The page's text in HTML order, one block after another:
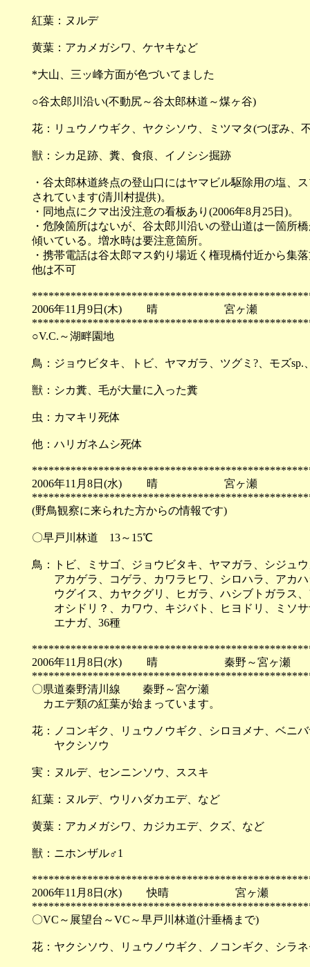
紅葉：ヌルデ
黄葉：アカメガシワ、ケヤキなど
*大山、三ッ峰方面が色づいてました
○谷太郎川沿い(不動尻～谷太郎林道～煤ヶ谷)
花：リュウノウギク、ヤクシソウ、ミツマタ(つぼみ、
獣：シカ足跡、糞、食痕、イノシシ掘跡
・谷太郎林道終点の登山口にはヤマビル駆除用の塩、
されています(清川村提供)。
・同地点にクマ出没注意の看板あり(2006年8月25日)。
・危険箇所はないが、谷太郎川沿いの登山道は一箇所
傾いている。増水時は要注意箇所。
・携帯電話は谷太郎マス釣り場近く権現橋付近から集
他は不可
2006年11月9日(木) 晴 宮ヶ瀬
○V.C.～湖畔園地
鳥：ジョウビタキ、トビ、ヤマガラ、ツグミ?、モズ
獣：シカ糞、毛が大量に入った糞
虫：カマキリ死体
他：ハリガネムシ死体
2006年11月8日(水) 晴 宮ヶ瀬
(野鳥観察に来られた方からの情報です)
〇早戸川林道 13～15℃
鳥：トビ、ミサゴ、ジョウビタキ、ヤマガラ、シジュ
アカゲラ、コゲラ、カワラヒワ、シロハラ、アカ
ウグイス、カヤクグリ、ヒガラ、ハシブトガラス、
オシドリ？、カワウ、キジバト、ヒヨドリ、ミソサ
エナガ、36種
2006年11月8日(水) 晴 秦野～宮ヶ瀬
〇県道秦野清川線 秦野～宮ケ瀬
カエデ類の紅葉が始まっています。
花：ノコンギク、リュウノウギク、シロヨメナ、ベニ
ヤクシソウ
実：ヌルデ、センニンソウ、ススキ
紅葉：ヌルデ、ウリハダカエデ、など
黄葉：アカメガシワ、カジカエデ、クズ、など
獣：ニホンザル♂1
2006年11月8日(水) 快晴 宮ヶ瀬
〇VC～展望台～VC～早戸川林道(汁垂橋まで)
花：ヤクシソウ、リュウノウギク、ノコンギク、シラ